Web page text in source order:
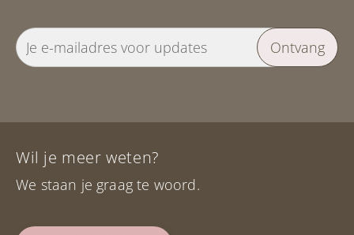
Ontvang
Wil je meer weten?
We staan je graag te woord.